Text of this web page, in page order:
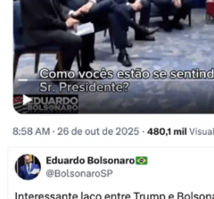
Vem aí a Bet oficial da